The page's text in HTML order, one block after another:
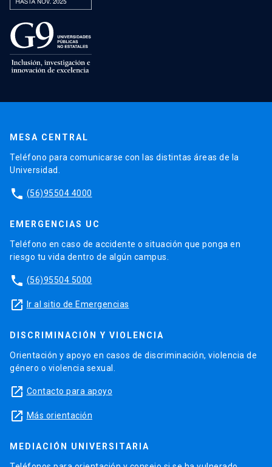
MESA CENTRAL
Teléfono para comunicarse con las distintas áreas de la
Universidad.
phone (56)95504 4000
EMERGENCIAS UC
Teléfono en caso de accidente o situación que ponga en
riesgo tu vida dentro de algún campus.
phone (56)95504 5000
launch Ir al sitio de Emergencias
DISCRIMINACIÓN Y VIOLENCIA
Orientación y apoyo en casos de discriminación, violencia de
género o violencia sexual.
launch Contacto para apoyo
launch Más orientación
MEDIACIÓN UNIVERSITARIA